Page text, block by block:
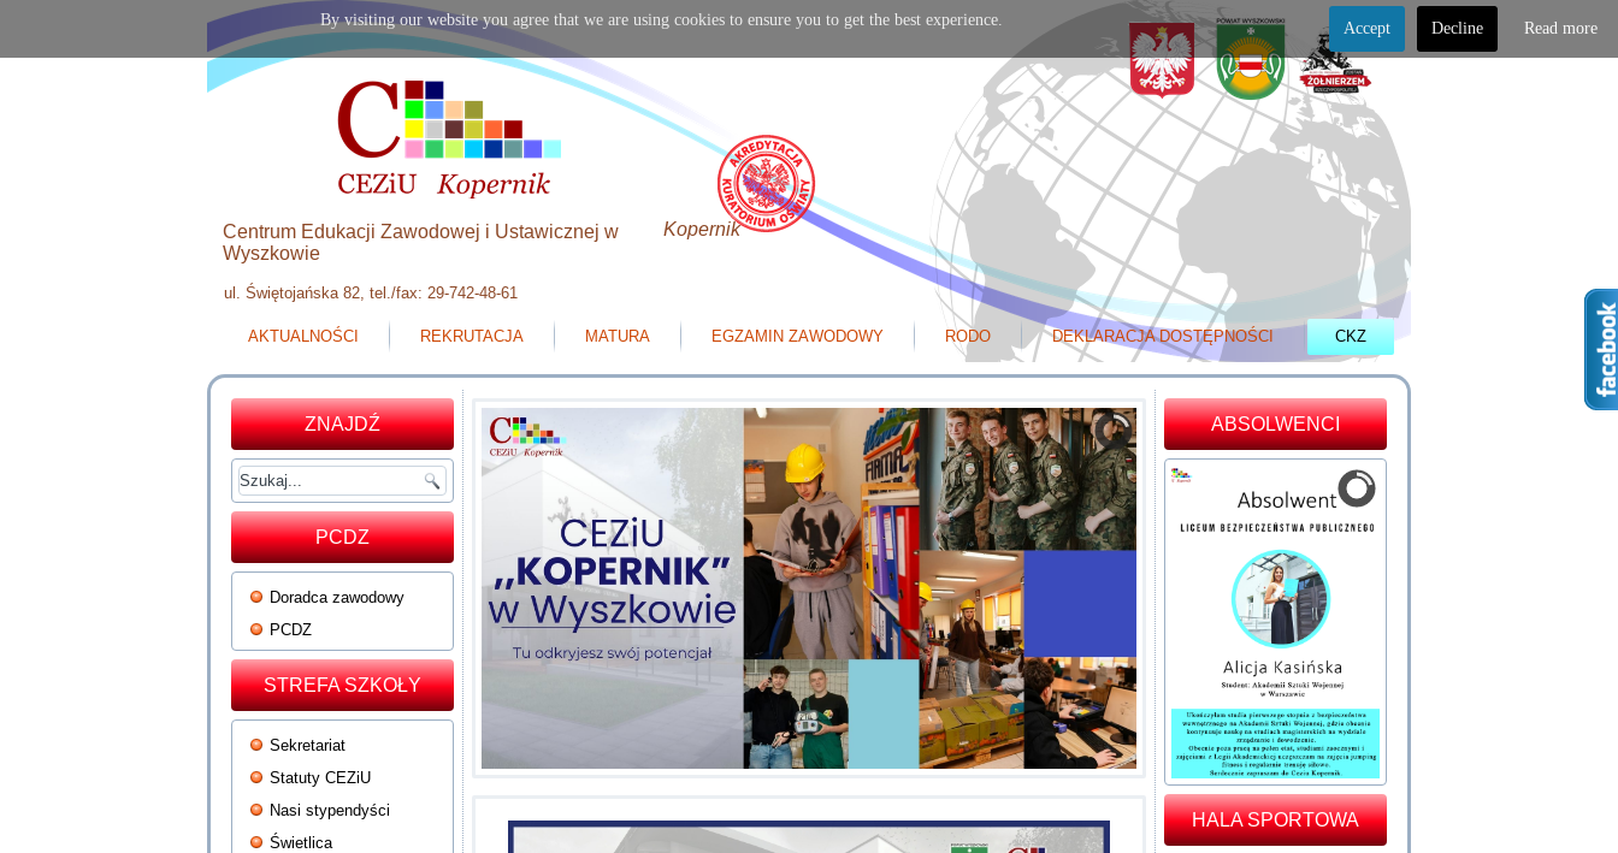
ul. Świętojańska 82, tel./fax: 29-742-48-61
Centrum Edukacji Zawodowej i Ustawicznej w
Wyszkowie
Kopernik
AKTUALNOŚCI REKRUTACJA MATURA EGZAMIN ZAWODOWY RODO DEKLARACJA DOSTĘPNOŚCI CKZ
ZNAJDŹ
PCDZ
Doradca zawodowy
PCDZ
STREFA SZKOŁY
Sekretariat
Statuty CEZiU
Nasi stypendyści
Świetlica
ABSOLWENCI
HALA SPORTOWA
By visiting our website you agree that we are using cookies to ensure you to get the best experience. Accept Decline Read more